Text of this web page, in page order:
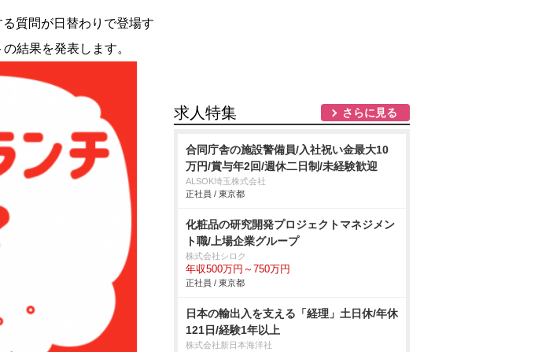
質問が日替わりで登場す
結果を発表します。
求人特集 さらに見る
合同庁舎の施設警備員/入社祝い金最大10
万円/賞与年2回/週休二日制/未経験歓迎
ALSOK埼玉株式会社
正社員 / 東京都
化粧品の研究開発プロジェクトマネジメン
ト職/上場企業グループ
株式会社シロク
年収500万円～750万円
正社員 / 東京都
日本の輸出入を支える「経理」土日休/年休
121日/経験1年以上
株式会社新日本海洋社